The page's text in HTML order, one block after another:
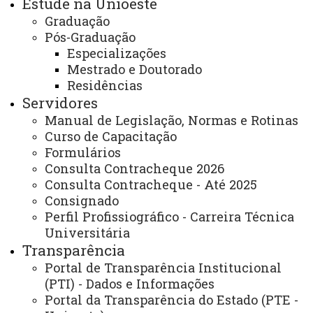
Graduação
Pós-Graduação
Especializações
Mestrado e Doutorado
Residências
Servidores
Manual de Legislação, Normas e Rotinas
Curso de Capacitação
Formulários
Consulta Contracheque 2026
Consulta Contracheque - Até 2025
Consignado
Perfil Profissiográfico - Carreira Técnica
Universitária
Transparência
Portal de Transparência Institucional
(PTI) - Dados e Informações
Portal da Transparência do Estado (PTE -
Telefone: (45) 3220-3038
Endereço Eletrônico:
https://www.unioeste.br/portal/ciencia-e-
inovacao/iniciacao-cientifica/inicio
Atendimento Presencial:
Reitoria – 2º Piso – PRPPG
Rua Universitária, 1619 – Universitário, 85819-110,
Cascavel – Paraná
Dias e horários de Atendimento:
sexta-feira das 8h00 às 12h00 e das 13h00 às 17h00
ATUALIZAÇÃO MAIS RECENTE: 10 DE JULHO DE
2026
ACESSOS: 1145
Você está aqui:Unioeste
Carta de Serviços
Reitoria
Listas Cartas de Serviço
Carta de Serviços PRPPG
Assessoria de Iniciação Científica e Tecnológica